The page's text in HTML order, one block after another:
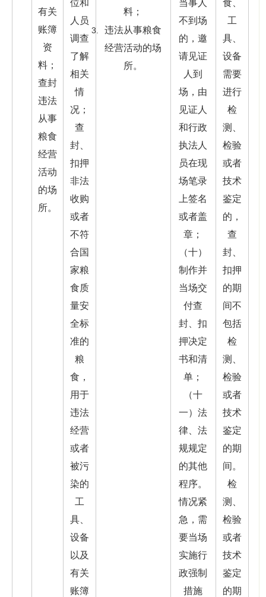
有关
账簿
资
料；
查封
违法
从事
粮食
经营
活动
的场
所。
位和
人员
调查
了解
相关
情
况；
查
封、
扣押
非法
收购
或者
不符
合国
家粮
食质
量安
全标
准的
粮
食，
用于
违法
经营
或者
被污
染的
工
具、
设备
以及
有关
账簿
料；
违法从事粮食
经营活动的场
所。
当事人
不到场
的，邀
请见证
人到
场，由
见证人
和行政
执法人
员在现
场笔录
上签名
或者盖
章；
（十）
制作并
当场交
付查
封、扣
押决定
书和清
单；
（十
一）法
律、法
规规定
的其他
程序。
情况紧
急，需
要当场
实施行
政强制
措施
食、
工
具、
设备
需要
进行
检
测、
检验
或者
技术
鉴定
的，
查
封、
扣押
的期
间不
包括
检
测、
检验
或者
技术
鉴定
的期
间。
检
测、
检验
或者
技术
鉴定
的期